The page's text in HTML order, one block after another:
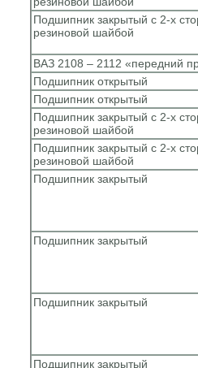
Подшипник закрытый с 2-х
резиновой шайбой
ВАЗ 2108 – 2112 «передний
Подшипник открытый
Подшипник открытый
Подшипник закрытый с 2-х
резиновой шайбой
Подшипник закрытый с 2-х
резиновой шайбой
Подшипник закрытый
Подшипник закрытый
Подшипник закрытый
Подшипник закрытый